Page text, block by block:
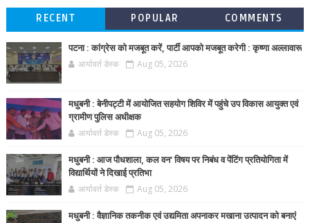
RECENT POPULAR COMMENTS
पटना : कांग्रेस को मजबूत करें, पार्टी आपको मजबूत करेगी : कृष्णा अल्लावारू
आर्यावर्त डेस्क Aug 05, 2026
मधुबनी : बेनीपट्टी में आयोजित सहयोग शिविर में पहुंचे उप विकास आयुक्त एवं
ग्रामीण पुलिस अधीक्षक
आर्यावर्त डेस्क Aug 05, 2026
मधुबनी : आज पौधशाला, कल वन' विषय पर निबंध व पेंटिंग प्रतियोगिता में
विद्यार्थियों ने दिखाई प्रतिभा
आर्यावर्त डेस्क Aug 05, 2026
मधुबनी : वैज्ञानिक तकनीक एवं उद्यमिता अपनाकर मखाना उत्पादन को बनाएं